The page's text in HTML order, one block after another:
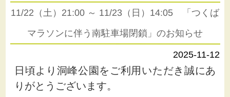
11/22（土）21:00 ～ 11/23（日）14:05 「つくば
マラソンに伴う南駐車場閉鎖」のお知らせ
2025-11-12
日頃より洞峰公園をご利用いただき誠にあ
りがとうございます。